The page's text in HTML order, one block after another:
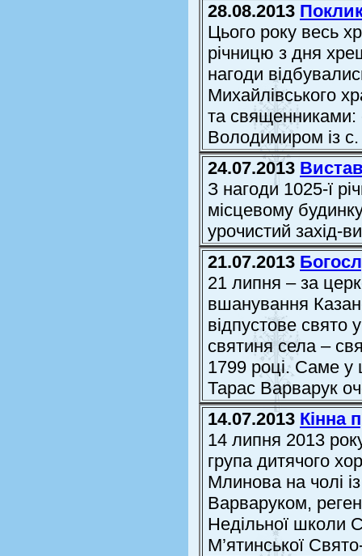
28.08.2013
Цього року весь
річницю з дня
нагоди
Михайлівського
та
Володимиром із
24.07.2013
З нагоди 1025-ї
місцевому
урочистий захід-
21.07.2013
21 липня – за
вшанування
відпустове свято
святиня села –
1799 році. Саме у
Тарас Варварук
14.07.2013 Кінна
14 липня 2013
група дитячого
Млинова на чолі
Варваруком,
Недільної школи
М’ятинської